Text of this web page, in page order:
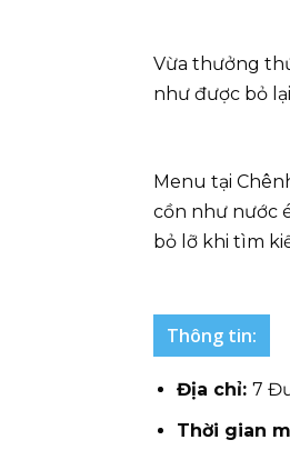
Vừa thưởng
như được bỏ
Menu tại
cồn như nước
bỏ lỡ khi tìm
Thông tin:
Địa chỉ: 7
Thời gian